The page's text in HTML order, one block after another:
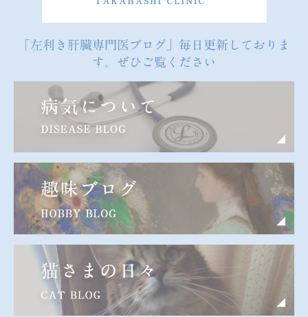
「左利き肝臓専門医ブログ」毎日更新しておりま
す。ぜひご覧ください